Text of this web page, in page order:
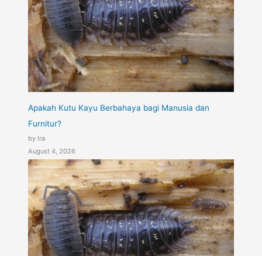
Apakah Kutu Kayu Berbahaya bagi Manusia dan
Furnitur?
by Ira
August 4, 2026